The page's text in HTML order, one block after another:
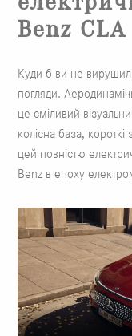
Benz
Куди б ви не
погляди.
це сміливий
колісна база,
цей повністю
Benz в епоху